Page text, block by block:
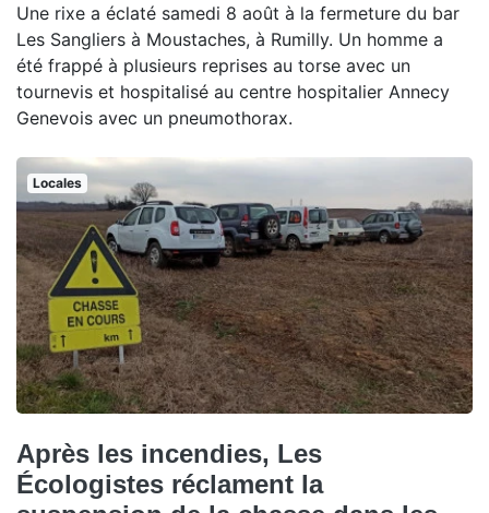
Une rixe a éclaté samedi 8 août à la fermeture du bar
Les Sangliers à Moustaches, à Rumilly. Un homme a
été frappé à plusieurs reprises au torse avec un
tournevis et hospitalisé au centre hospitalier Annecy
Genevois avec un pneumothorax.
Locales
Après les incendies, Les
Écologistes réclament la